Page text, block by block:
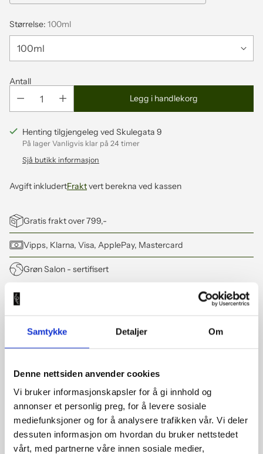
Samtykke Detaljer Om
Denne nettsiden anvender cookies
Vi bruker informasjonskapsler for å gi innhold og
annonser et personlig preg, for å levere sosiale
mediefunksjoner og for å analysere trafikken vår. Vi deler
dessuten informasjon om hvordan du bruker nettstedet
vårt, med partnerne våre innen sosiale medier,
Størrelse: 100ml
Antall
Legg i handlekorg
Henting tilgjengeleg ved Skulegata 9
På lager Vanligvis klar på 24 timer
Sjå butikk informasjon
Avgift inkludertFraktvert berekna ved kassen
Gratis frakt over 799,-
Vipps, Klarna, Visa, ApplePay, Mastercard
Grøn Salon - sertifisert
Legger
handlekorga
Informasjon
Well-Being Shampoo - Davines NaturalTech
Gje håret ditt optimal pleie med Well-Being Shampoo frå
Davines NaturalTech! Denne næringsrike og fuktgjevande
sjampoen er perfekt for alle hårtypar. Med sin nøytrale pH-
verdi kan den brukast dagleg eller mellom andre
NaturalTech-behandlingar, og opprettheld hovudbotnen sin
naturlege balanse. Sjampoen er heilt fri for sulfatar og
parabener, noko som gjev deg ei trygg og skånsam